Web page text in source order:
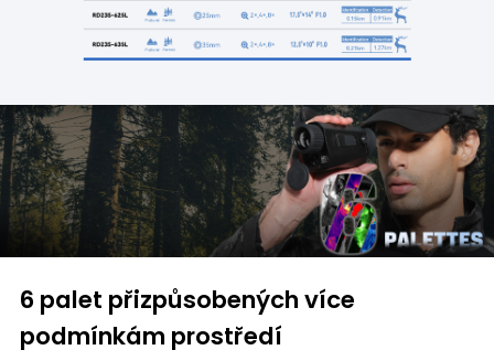
6 palet přizpůsobených více
podmínkám prostředí